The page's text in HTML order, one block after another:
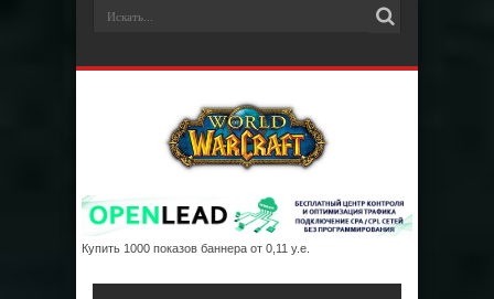
Купить 1000 показов баннера от 0,11 у.е.